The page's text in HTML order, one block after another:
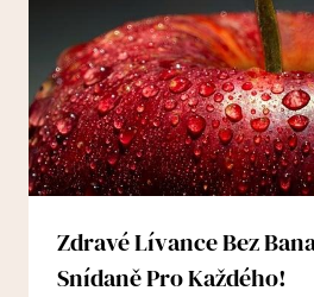
Zdravé Lívance Bez
Snídaně Pro Každého!